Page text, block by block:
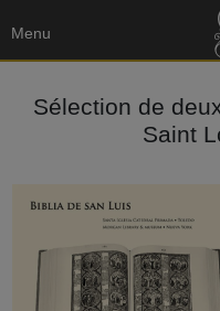
Menu
Sélection de
Saint